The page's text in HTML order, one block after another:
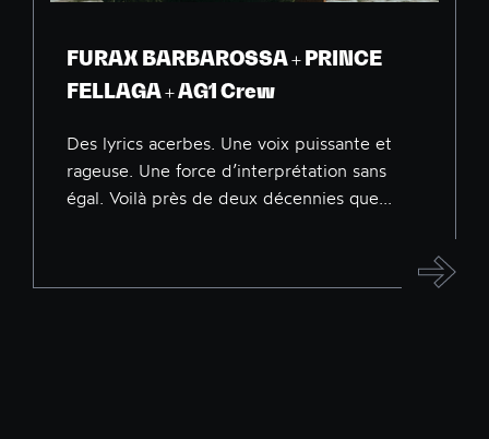
FURAX BARBAROSSA + PRINCE
FELLAGA + AG1 Crew
Des lyrics acerbes. Une voix puissante et
rageuse. Une force d’interprétation sans
égal. Voilà près de deux décennies que...